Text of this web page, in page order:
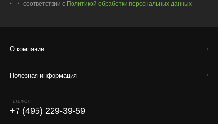
Стоимость доставки до вашего города зависит от тарифов ТК,
Условия
соответствии с Политикой обработки персональных данных
О компании
Полезная информация
ТЕЛЕФОН
+7 (495) 229-39-59